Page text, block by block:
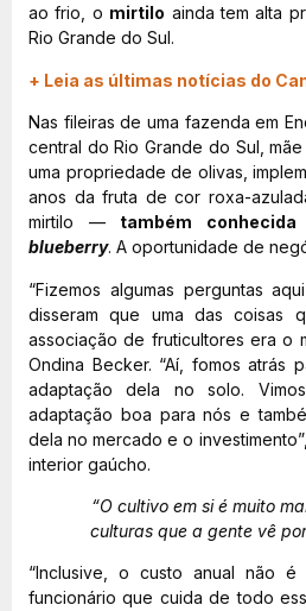
ao frio, o mirtilo ainda tem alta
Rio Grande do Sul.
+ Leia as últimas notícias do
Nas fileiras de uma fazenda em
central do Rio Grande do Sul,
uma propriedade de olivas,
anos da fruta de cor roxa-
mirtilo — também
blueberry. A oportunidade de
“Fizemos algumas perguntas
disseram que uma das coisas
associação de fruticultores era o
Ondina Becker. “Aí, fomos atrás
adaptação dela no solo.
adaptação boa para nós e
dela no mercado e o
interior gaúcho.
“O cultivo em si é muito
culturas que a gente vê
“Inclusive, o custo anual não
funcionário que cuida de todo